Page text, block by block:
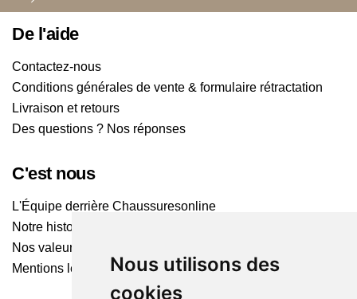
Nous utilisons des
cookies
De l'aide
Contactez-nous
Conditions générales de vente & formulaire rétractation
Livraison et retours
Des questions ? Nos réponses
C'est nous
L'Équipe derrière Chaussuresonline
Notre histoire
Nos valeurs
Mentions légales